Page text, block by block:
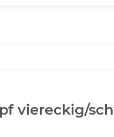
viereckig/